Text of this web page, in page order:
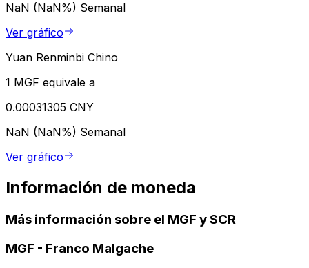
NaN (NaN%) Semanal
Ver gráfico
Yuan Renminbi Chino
1 MGF equivale a
0.00031305 CNY
NaN (NaN%) Semanal
Ver gráfico
Información de moneda
Más información sobre el MGF y SCR
MGF - Franco Malgache